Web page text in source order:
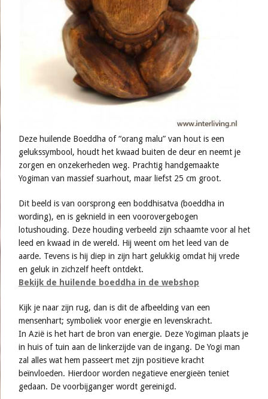
Deze huilende Boeddha of “orang malu” van hout is een
gelukssymbool, houdt het kwaad buiten de deur en neemt je
zorgen en onzekerheden weg. Prachtig handgemaakte
Yogiman van massief suarhout, maar liefst 25 cm groot.
Dit beeld is van oorsprong een boddhisatva (boeddha in
wording), en is geknield in een voorovergebogen
lotushouding. Deze houding verbeeld zijn schaamte voor al het
leed en kwaad in de wereld. Hij weent om het leed van de
aarde. Tevens is hij diep in zijn hart gelukkig omdat hij vrede
en geluk in zichzelf heeft ontdekt.
Bekijk de huilende boeddha in de webshop
Kijk je naar zijn rug, dan is dit de afbeelding van een
mensenhart; symboliek voor energie en levenskracht.
In Azië is het hart de bron van energie. Deze Yogiman plaats je
in huis of tuin aan de linkerzijde van de ingang. De Yogi man
zal alles wat hem passeert met zijn positieve kracht
beïnvloeden. Hierdoor worden negatieve energieën teniet
gedaan. De voorbijganger wordt gereinigd.